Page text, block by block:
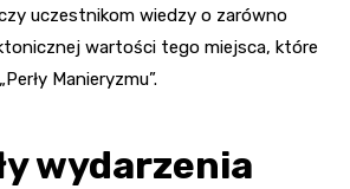
uczestnikom wiedzy o zarówno
wartości tego miejsca, które
Manieryzmu”.
wydarzenia